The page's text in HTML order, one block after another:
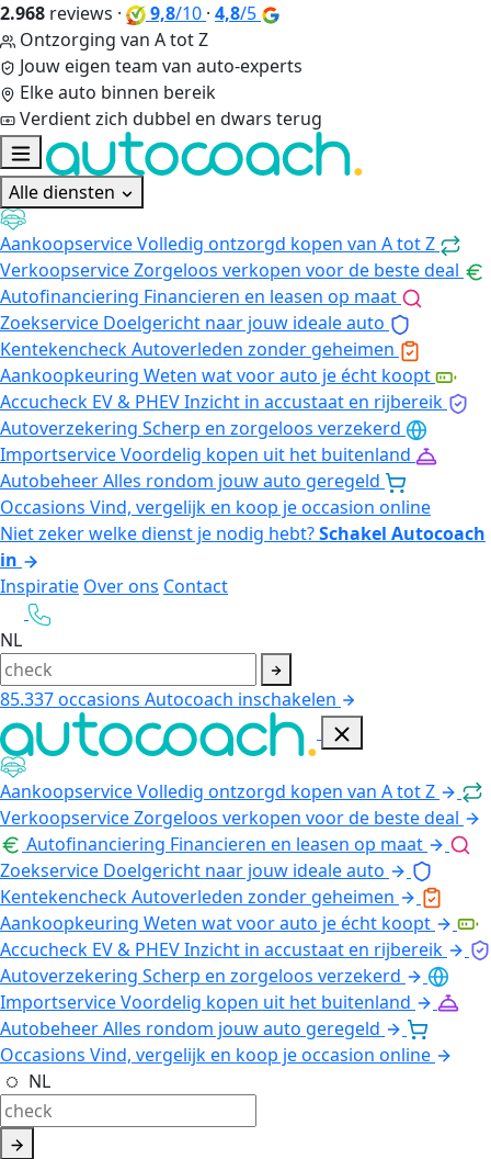
2.968 reviews · 9,8/10 · 4,8/5
Ontzorging van A tot Z
Jouw eigen team van auto-experts
Elke auto binnen bereik
Verdient zich dubbel en dwars terug
Alle diensten
AankoopserviceVolledig ontzorgd kopen van A tot Z
VerkoopserviceZorgeloos verkopen voor de beste deal
Autofinanciering Financieren en leasen op maat
Zoekservice Doelgericht naar jouw ideale auto
KentekencheckAutoverleden zonder geheimen
Aankoopkeuring Weten wat voor auto je écht koopt
Accucheck EV & PHEVInzicht in accustaat en rijbereik
Autoverzekering Scherp en zorgeloos verzekerd
ImportserviceVoordelig kopen uit het buitenland
AutobeheerAlles rondom jouw auto geregeld
Occasions Vind, vergelijk en koop je occasion online
Niet zeker welke dienst je nodig hebt?Schakel Autocoach
in
Inspiratie Over ons Contact
NL
85.337occasions Autocoach inschakelen
AankoopserviceVolledig ontzorgd kopen van A tot Z
VerkoopserviceZorgeloos verkopen voor de beste deal
Autofinanciering Financieren en leasen op maat
Zoekservice Doelgericht naar jouw ideale auto
KentekencheckAutoverleden zonder geheimen
Aankoopkeuring Weten wat voor auto je écht koopt
Accucheck EV & PHEVInzicht in accustaat en rijbereik
Autoverzekering Scherp en zorgeloos verzekerd
ImportserviceVoordelig kopen uit het buitenland
AutobeheerAlles rondom jouw auto geregeld
Occasions Vind, vergelijk en koop je occasion online
NL